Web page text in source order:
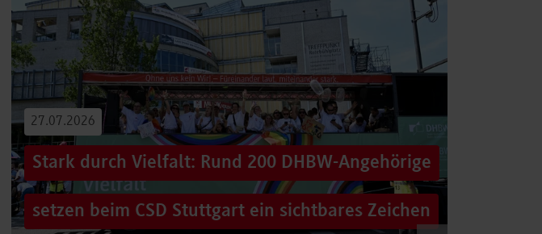
27.07.2026
Stark durch Vielfalt: Rund 200 DHBW-Angehörige
setzen beim CSD Stuttgart ein sichtbares Zeichen